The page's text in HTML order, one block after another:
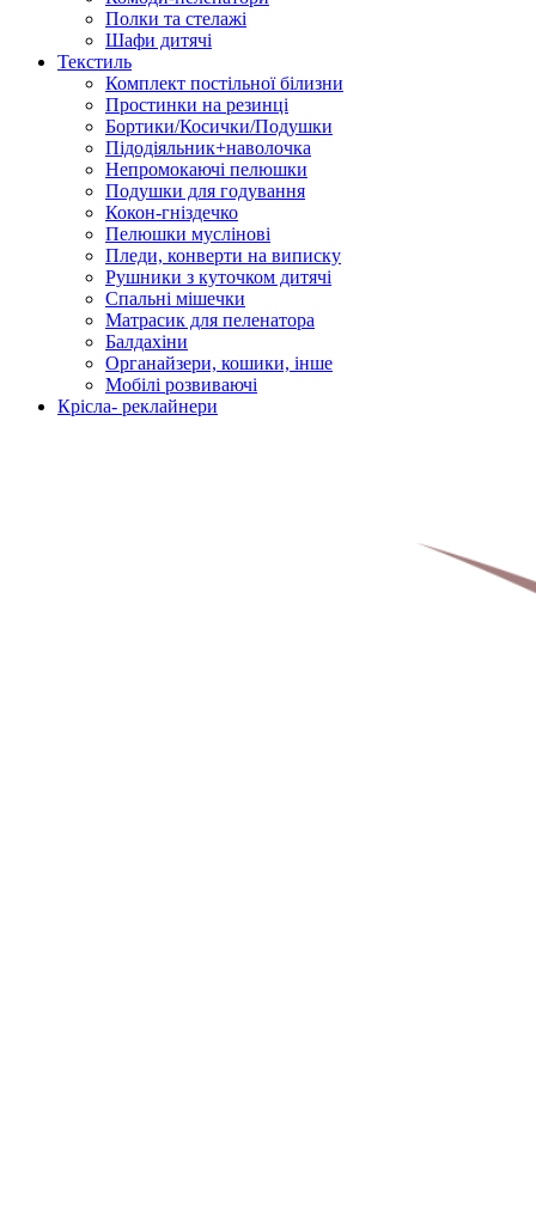
Полки та стелажі
Шафи дитячі
Текстиль
Комплект постільної білизни
Простинки на резинці
Бортики/Косички/Подушки
Підодіяльник+наволочка
Непромокаючі пелюшки
Подушки для годування
Кокон-гніздечко
Пелюшки муслінові
Пледи, конверти на виписку
Рушники з куточком дитячі
Спальні мішечки
Матрасик для пеленатора
Балдахіни
Органайзери, кошики, інше
Мобілі розвиваючі
Крісла- реклайнери